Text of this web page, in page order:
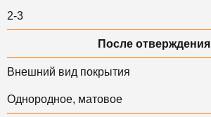
2-3
После отверждения
Внешний вид покрытия
Однородное, матовое